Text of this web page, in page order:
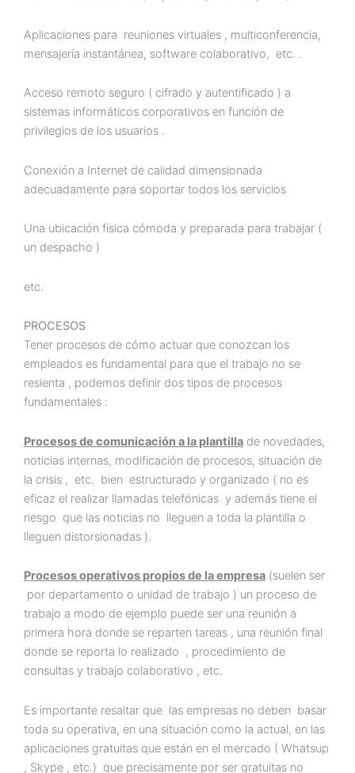
Aplicaciones para reuniones virtuales , multiconferencia,
mensajería instantánea, software colaborativo, etc. .
Acceso remoto seguro ( cifrado y autentificado ) a
sistemas informáticos corporativos en función de
privilegios de los usuarios .
Conexión a Internet de calidad dimensionada
adecuadamente para soportar todos los servicios
Una ubicación física cómoda y preparada para trabajar (
un despacho )
etc.
PROCESOS
Tener procesos de cómo actuar que conozcan los
empleados es fundamental para que el trabajo no se
resienta , podemos definir dos tipos de procesos
fundamentales :
Procesos de comunicación a la plantilla de novedades,
noticias internas, modificación de procesos, situación de
la crisis , etc. bien estructurado y organizado ( no es
eficaz el realizar llamadas telefónicas y además tiene el
riesgo que las noticias no lleguen a toda la plantilla o
lleguen distorsionadas ).
Procesos operativos propios de la empresa (suelen ser
por departamento o unidad de trabajo ) un proceso de
trabajo a modo de ejemplo puede ser una reunión a
primera hora donde se reparten tareas , una reunión final
donde se reporta lo realizado , procedimiento de
consultas y trabajo colaborativo , etc.
Es importante resaltar que las empresas no deben basar
toda su operativa, en una situación como la actual, en las
aplicaciones gratuitas que están en el mercado ( Whatsup
, Skype , etc.) que precisamente por ser gratuitas no